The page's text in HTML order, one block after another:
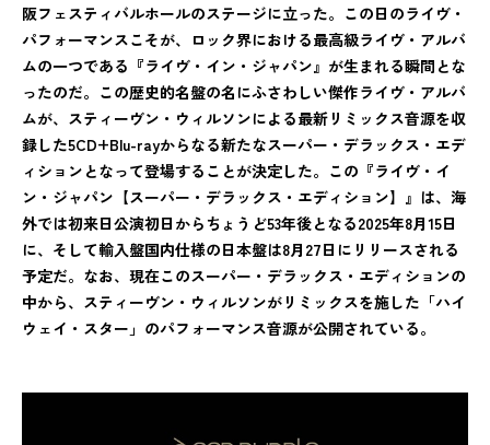
阪フェスティバルホールのステージに立った。この日のライヴ・
パフォーマンスこそが、ロック界における最高級ライヴ・アルバ
ムの一つである『ライヴ・イン・ジャパン』が生まれる瞬間とな
ったのだ。この歴史的名盤の名にふさわしい傑作ライヴ・アルバ
ムが、スティーヴン・ウィルソンによる最新リミックス音源を収
録した5CD+Blu-rayからなる新たなスーパー・デラックス・エデ
ィションとなって登場することが決定した。この『ライヴ・イ
ン・ジャパン【スーパー・デラックス・エディション】』は、海
外では初来日公演初日からちょうど53年後となる2025年8月15日
に、そして輸入盤国内仕様の日本盤は8月27日にリリースされる
予定だ。なお、現在このスーパー・デラックス・エディションの
中から、スティーヴン・ウィルソンがリミックスを施した「ハイ
ウェイ・スター」のパフォーマンス音源が公開されている。